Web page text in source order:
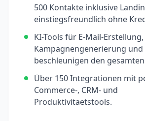
500 Kontakte inklusive
einstiegsfreundlich ohne
KI-Tools für E-Mail-Erstellung,
Kampagnengenerierung und
beschleunigen den
Über 150 Integrationen mit
Commerce-, CRM- und
Produktivitaetstools.